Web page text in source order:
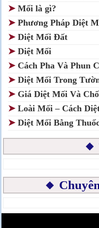
➤ Mối là gì?
➤ Phương Pháp Diệt
➤ Diệt Mối Đất
➤ Diệt Mối
➤ Cách Pha Và Phun
➤ Diệt Mối Trong
➤ Giá Diệt Mối Và
➤ Loài Mối – Cách
➤ Diệt Mối Bằng
🔸